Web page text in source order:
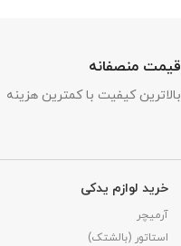
قیمت منصفانه
بالاترین کیفیت با کمترین هزینه
خرید لوازم یدکی
آرمیچر
استاتور (بالشتک)